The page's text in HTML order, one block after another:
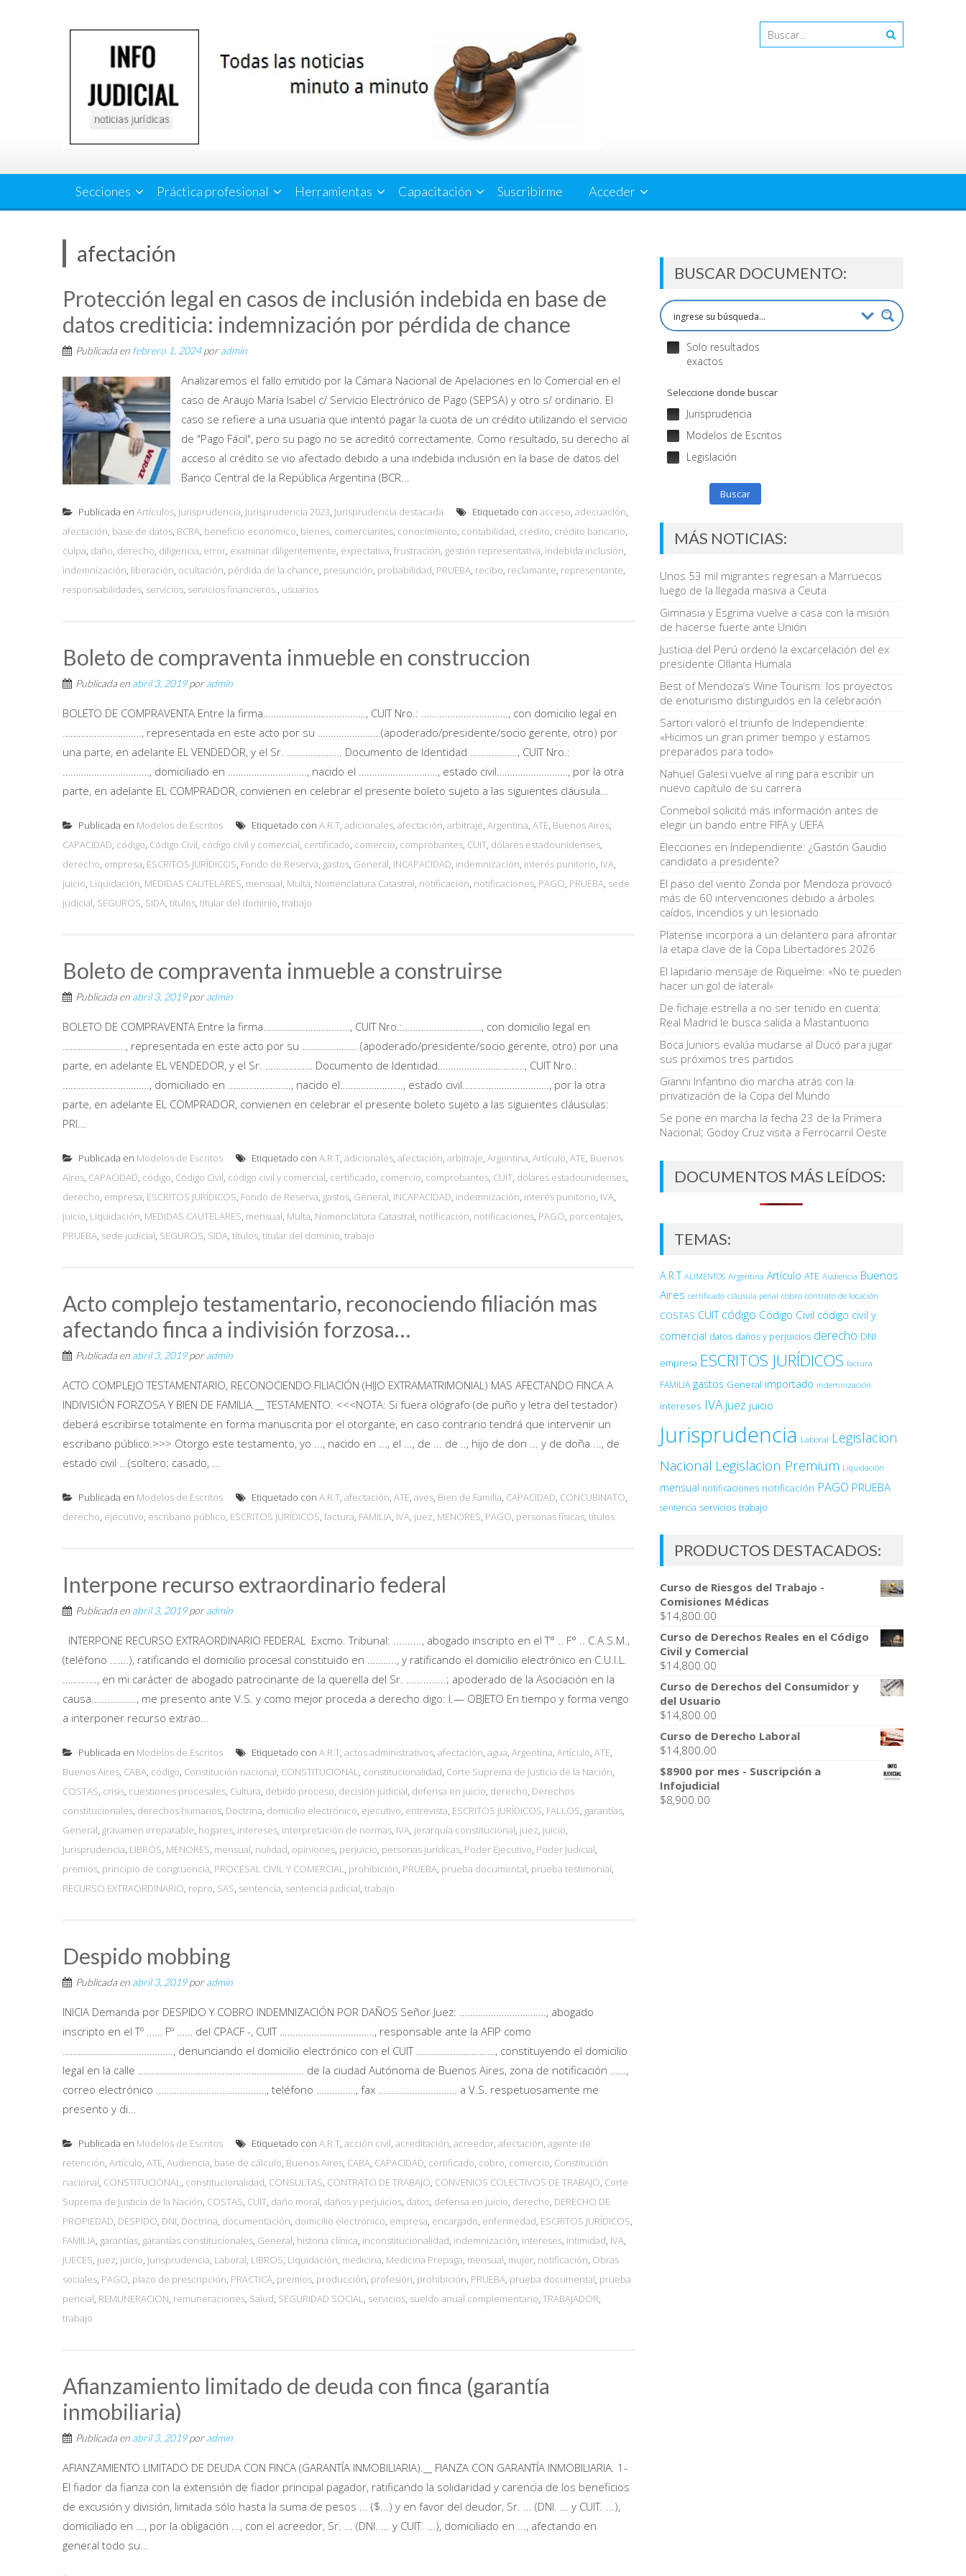
Secciones Práctica profesional Herramientas Capacitación Suscribirme Acceder
afectación
Protección legal en casos de inclusión indebida en base de
datos crediticia: indemnización por pérdida de chance
Publicada en febrero 1, 2024poradmin
Analizaremos el fallo emitido por la Cámara Nacional de Apelaciones en lo Comercial en el
caso de Araujo María Isabel c/ Servicio Electrónico de Pago (SEPSA) y otro s/ ordinario. El
caso se refiere a una usuaria que intentó pagar la cuota de un crédito utilizando el servicio
de "Pago Fácil", pero su pago no se acreditó correctamente. Como resultado, su derecho al
acceso al crédito se vio afectado debido a una indebida inclusión en la base de datos del
Banco Central de la República Argentina (BCR...
Publicada en Artículos, Jurisprudencia, Jurisprudencia 2023, Jurisprudencia destacada Etiquetado con acceso, adecuación,
afectación, base de datos, BCRA, beneficio económico, bienes, comerciantes, conocimiento, contabilidad, crédito, crédito bancario,
culpa, daño, derecho, diligencia, error, examinar diligentemente, expectativa, frustración, gestión representativa, indebida inclusión,
indemnización, liberación, ocultación, pérdida de la chance, presunción, probabilidad, PRUEBA, recibo, reclamante, representante,
responsabilidades, servicios, servicios financieros., usuarios
Boleto de compraventa inmueble en construccion
Publicada en abril 3, 2019poradmin
BOLETO DE COMPRAVENTA Entre la firma…………………………………, CUIT Nro.: ……………………………, con domicilio legal en
…………………………, representada en este acto por su ……………………(apoderado/presidente/socio gerente, otro) por
una parte, en adelante EL VENDEDOR, y el Sr. ………………… Documento de Identidad ………………, CUIT Nro.:
……………………………, domiciliado en …………………………, nacido el …………………………, estado civil………………………, por la otra
parte, en adelante EL COMPRADOR, convienen en celebrar el presente boleto sujeto a las siguientes cláusula...
Publicada en Modelos de Escritos Etiquetado con A.R.T, adicionales, afectación, arbitraje, Argentina, ATE, Buenos Aires,
CAPACIDAD, código, Código Civil, código civil y comercial, certificado, comercio, comprobantes, CUIT, dólares estadounidenses,
derecho, empresa, ESCRITOS JURÍDICOS, Fondo de Reserva, gastos, General, INCAPACIDAD, indemnización, interés punitorio, IVA,
juicio, Liquidación, MEDIDAS CAUTELARES, mensual, Multa, Nomenclatura Catastral, notificación, notificaciones, PAGO, PRUEBA, sede
judicial, SEGUROS, SIDA, títulos, titular del dominio, trabajo
Boleto de compraventa inmueble a construirse
Publicada en abril 3, 2019poradmin
BOLETO DE COMPRAVENTA Entre la firma……………………………, CUIT Nro.:…………………………, con domicilio legal en
……………………, representada en este acto por su ………………… (apoderado/presidente/socio gerente, otro) por una
parte, en adelante EL VENDEDOR, y el Sr. ……………… Documento de Identidad……………………………, CUIT Nro.:
……………………………, domiciliado en ……………………, nacido el……………………, estado civil……………………………, por la otra
parte, en adelante EL COMPRADOR, convienen en celebrar el presente boleto sujeto a las siguientes cláusulas:
PRI...
Publicada en Modelos de Escritos Etiquetado con A.R.T, adicionales, afectación, arbitraje, Argentina, Artículo, ATE, Buenos
Aires, CAPACIDAD, código, Código Civil, código civil y comercial, certificado, comercio, comprobantes, CUIT, dólares estadounidenses,
derecho, empresa, ESCRITOS JURÍDICOS, Fondo de Reserva, gastos, General, INCAPACIDAD, indemnización, interés punitorio, IVA,
juicio, Liquidación, MEDIDAS CAUTELARES, mensual, Multa, Nomenclatura Catastral, notificación, notificaciones, PAGO, porcentajes,
PRUEBA, sede judicial, SEGUROS, SIDA, títulos, titular del dominio, trabajo
Acto complejo testamentario, reconociendo filiación mas
afectando finca a indivisión forzosa…
Publicada en abril 3, 2019poradmin
ACTO COMPLEJO TESTAMENTARIO, RECONOCIENDO FILIACIÓN (HIJO EXTRAMATRIMONIAL) MAS AFECTANDO FINCA A
INDIVISIÓN FORZOSA Y BIEN DE FAMILIA.__ TESTAMENTO. <<<NOTA: Si fuera ológrafo (de puño y letra del testador)
deberá escribirse totalmente en forma manuscrita por el otorgante, en caso contrario tendrá que intervenir un
escribano público.>>> Otorgo este testamento, yo ..., nacido en ..., el ..., de ... de .., hijo de don ... y de doña ..., de
estado civil ...(soltero; casado, ...
Publicada en Modelos de Escritos Etiquetado con A.R.T, afectación, ATE, aves, Bien de Familia, CAPACIDAD, CONCUBINATO,
derecho, ejecutivo, escribano público, ESCRITOS JURÍDICOS, factura, FAMILIA, IVA, juez, MENORES, PAGO, personas físicas, títulos
Interpone recurso extraordinario federal
Publicada en abril 3, 2019poradmin
INTERPONE RECURSO EXTRAORDINARIO FEDERAL Excmo. Tribunal: .........., abogado inscripto en el T° .. F° .. C.A.S.M.,
(teléfono …….), ratificando el domicilio procesal constituido en ……….., y ratificando el domicilio electrónico en C.U.I.L.
…………., en mi carácter de abogado patrocinante de la querella del Sr. ..............; apoderado de la Asociación en la
causa…………….., me presento ante V.S. y como mejor proceda a derecho digo: I.— OBJETO En tiempo y forma vengo
a interponer recurso extrao...
Publicada en Modelos de Escritos Etiquetado con A.R.T, actos administrativos, afectación, agua, Argentina, Artículo, ATE,
Buenos Aires, CABA, código, Constitución nacional, CONSTITUCIONAL, constitucionalidad, Corte Suprema de Justicia de la Nación,
COSTAS, crisis, cuestiones procesales, Cultura, debido proceso, decisión judicial, defensa en juicio, derecho, Derechos
constitucionales, derechos humanos, Doctrina, domicilio electrónico, ejecutivo, entrevista, ESCRITOS JURÍDICOS, FALLOS, garantías,
General, gravamen irreparable, hogares, intereses, interpretación de normas, IVA, jerarquía constitucional, juez, juicio,
Jurisprudencia, LIBROS, MENORES, mensual, nulidad, opiniones, perjuicio, personas jurídicas, Poder Ejecutivo, Poder Judicial,
premios, principio de congruencia, PROCESAL CIVIL Y COMERCIAL, prohibición, PRUEBA, prueba documental, prueba testimonial,
RECURSO EXTRAORDINARIO, repro, SAS, sentencia, sentencia judicial, trabajo
Despido mobbing
Publicada en abril 3, 2019poradmin
INICIA Demanda por DESPIDO Y COBRO INDEMNIZACIÓN POR DAÑOS Señor Juez: ……………………………, abogado
inscripto en el Tº …… Fº …… del CPACF -, CUIT ………………………………, responsable ante la AFIP como
……………………………………, denunciando el domicilio electrónico con el CUIT …………………………, constituyendo el domicilio
legal en la calle ……………………………………………………… de la ciudad Autónoma de Buenos Aires, zona de notificación ……,
correo electrónico ……………………………………, teléfono ……………, fax ………………………… a V.S. respetuosamente me
presento y di...
Publicada en Modelos de Escritos Etiquetado con A.R.T, acción civil, acreditación, acreedor, afectación, agente de
retención, Artículo, ATE, Audiencia, base de cálculo, Buenos Aires, CABA, CAPACIDAD, certificado, cobro, comercio, Constitución
nacional, CONSTITUCIONAL, constitucionalidad, CONSULTAS, CONTRATO DE TRABAJO, CONVENIOS COLECTIVOS DE TRABAJO, Corte
Suprema de Justicia de la Nación, COSTAS, CUIT, daño moral, daños y perjuicios, datos, defensa en juicio, derecho, DERECHO DE
PROPIEDAD, DESPIDO, DNI, Doctrina, documentación, domicilio electrónico, empresa, encargado, enfermedad, ESCRITOS JURÍDICOS,
FAMILIA, garantías, garantías constitucionales, General, historia clínica, inconstitucionalidad, indemnización, intereses, intimidad, IVA,
JUECES, juez, juicio, Jurisprudencia, Laboral, LIBROS, Liquidación, medicina, Medicina Prepaga, mensual, mujer, notificación, Obras
sociales, PAGO, plazo de prescripción, PRACTICA, premios, producción, profesión, prohibición, PRUEBA, prueba documental, prueba
pericial, REMUNERACION, remuneraciones, Salud, SEGURIDAD SOCIAL, servicios, sueldo anual complementario, TRABAJADOR,
trabajo
Afianzamiento limitado de deuda con finca (garantía
inmobiliaria)
Publicada en abril 3, 2019poradmin
AFIANZAMIENTO LIMITADO DE DEUDA CON FINCA (GARANTÍA INMOBILIARIA).__ FIANZA CON GARANTÍA INMOBILIARIA. 1-
El fiador da fianza con la extensión de fiador principal pagador, ratificando la solidaridad y carencia de los beneficios
de excusión y división, limitada sólo hasta la suma de pesos ... ($...) y en favor del deudor, Sr. ... (DNI. ... y CUIT. ...),
domiciliado en ..., por la obligación ..., con el acreedor, Sr. ... (DNI. ... y CUIT. ...), domiciliado en ..., afectando en
general todo su...
BUSCAR DOCUMENTO:
Solo resultados
exactos
Seleccione donde buscar
Jurisprudencia
Modelos de Escritos
Legislación
Buscar
MÁS NOTICIAS:
Unos 53 mil migrantes regresan a Marruecos
luego de la llegada masiva a Ceuta
Gimnasia y Esgrima vuelve a casa con la misión
de hacerse fuerte ante Unión
Justicia del Perú ordenó la excarcelación del ex
presidente Ollanta Humala
Best of Mendoza’s Wine Tourism: los proyectos
de enoturismo distinguidos en la celebración
Sartori valoró el triunfo de Independiente:
«Hicimos un gran primer tiempo y estamos
preparados para todo»
Nahuel Galesi vuelve al ring para escribir un
nuevo capítulo de su carrera
Conmebol solicitó más información antes de
elegir un bando entre FIFA y UEFA
Elecciones en Independiente: ¿Gastón Gaudio
candidato a presidente?
El paso del viento Zonda por Mendoza provocó
más de 60 intervenciones debido a árboles
caídos, incendios y un lesionado
Platense incorpora a un delantero para afrontar
la etapa clave de la Copa Libertadores 2026
El lapidario mensaje de Riquelme: «No te pueden
hacer un gol de lateral»
De fichaje estrella a no ser tenido en cuenta:
Real Madrid le busca salida a Mastantuono
Boca Juniors evalúa mudarse al Ducó para jugar
sus próximos tres partidos
Gianni Infantino dio marcha atrás con la
privatización de la Copa del Mundo
Se pone en marcha la fecha 23 de la Primera
Nacional; Godoy Cruz visita a Ferrocarril Oeste
DOCUMENTOS MÁS LEÍDOS:
TEMAS:
A.R.T ALIMENTOS Argentina Artículo ATE Audiencia Buenos
Aires certificado cláusula penal cobro contrato de locación
COSTAS CUIT código Código Civil código civil y
comercial datos daños y perjuicios derecho DNI
empresa ESCRITOS JURÍDICOS factura
FAMILIA gastos General importado indemnización
intereses IVA juez juicio
Jurisprudencia Laboral Legislacion
Nacional Legislacion Premium Liquidación
mensual notificaciones notificación PAGO PRUEBA
sentencia servicios trabajo
PRODUCTOS DESTACADOS:
Curso de Riesgos del Trabajo -
Comisiones Médicas
$14,800.00
Curso de Derechos Reales en el Código
Civil y Comercial
$14,800.00
Curso de Derechos del Consumidor y
del Usuario
$14,800.00
Curso de Derecho Laboral
$14,800.00
$8900 por mes - Suscripción a
Infojudicial
$8,900.00